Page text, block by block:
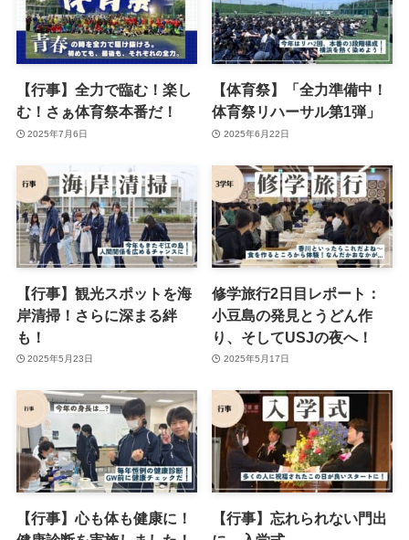
【行事】全力で臨む！楽し
む！さぁ体育祭本番だ！
2025年7月6日
【体育祭】「全力準備中！
体育祭リハーサル第1弾」
2025年6月22日
【行事】観光スポットを海
岸清掃！さらに深まる絆
も！
2025年5月23日
修学旅行2日目レポート：
小豆島の発見とうどん作
り、そしてUSJの夜へ！
2025年5月17日
【行事】心も体も健康に！
【行事】忘れられない門出